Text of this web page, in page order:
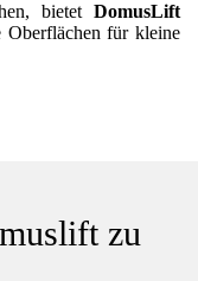
bietet DomusLift
für kleine
zu